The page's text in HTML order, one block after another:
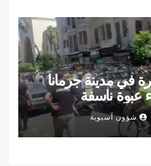
في مدينة جرمانا
ناسفة
شؤون آسيوية